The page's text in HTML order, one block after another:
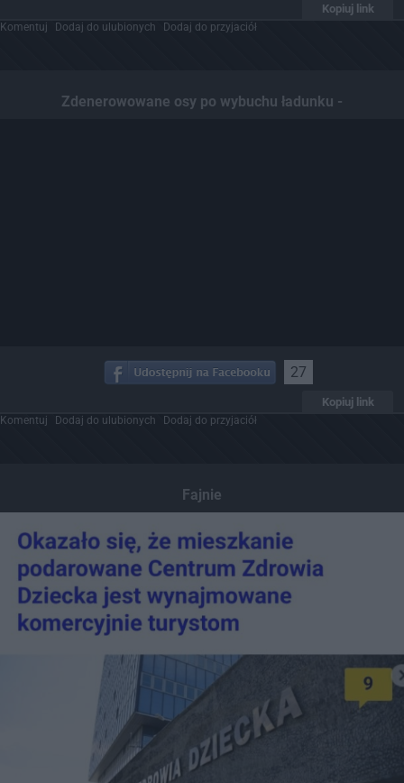
Kopiuj link
Komentuj Dodaj do ulubionych Dodaj do przyjaciół
Zdenerowowane osy po wybuchu ładunku -
27
Kopiuj link
Komentuj Dodaj do ulubionych Dodaj do przyjaciół
Fajnie